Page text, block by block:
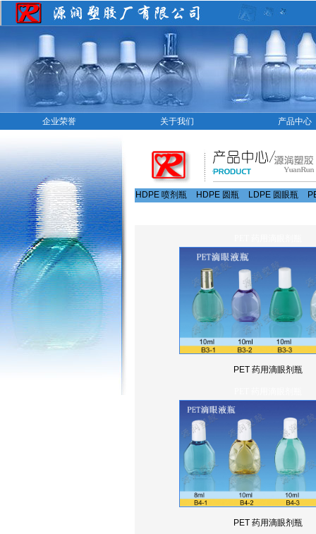
企业荣誉 关于我们 产品中心
HDPE 喷剂瓶 HDPE 圆瓶 LDPE 圆眼瓶
PET 药用滴眼剂瓶
PET 药用滴眼剂瓶